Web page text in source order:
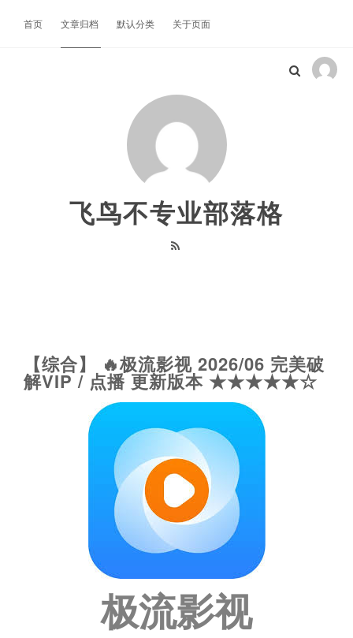
飞鸟不专业部落格
首页 文章归档 默认分类 关于页面
【综合】 🔥极流影视 2026/06 完美破
解VIP / 点播 更新版本 ★★★★★☆
极流影视